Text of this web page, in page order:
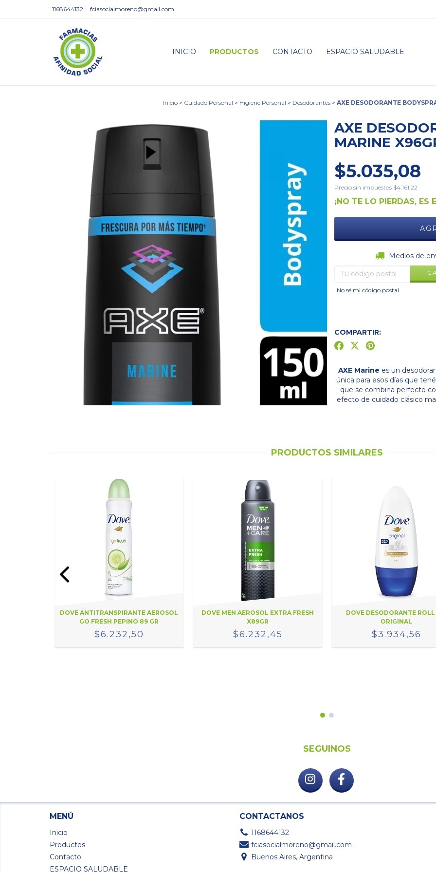
1168644132 fciasocialmoreno@gmail.com
INICIO PRODUCTOS CONTACTO ESPACIO SALUDABLE
Inicio > Cuidado Personal > Higiene Personal > Desodorantes > AXE DESODORANTE
AXE
MARINE
$5.035,08
Precio sin impuestos $4.161,22
¡NO TE LO PIERDAS, ES
Entregas para el CP:Medios de
No sé mi código postal
COMPARTIR:
AXE Marine es un
única para esos días que
que se combina perfecto
efecto de cuidado clásico
PRODUCTOS SIMILARES
DOVE ANTITRANSPIRANTE AEROSOL
GO FRESH PEPINO 89 GR
$6.232,50
DOVE MEN AEROSOL EXTRA FRESH
X89GR
$6.232,45
DOVE DESODORANTE
ORIGINAL
$3.934,56
SEGUINOS
MENÚ
Inicio
Productos
Contacto
ESPACIO SALUDABLE
CONTACTANOS
1168644132
fciasocialmoreno@gmail.com
Buenos Aires, Argentina